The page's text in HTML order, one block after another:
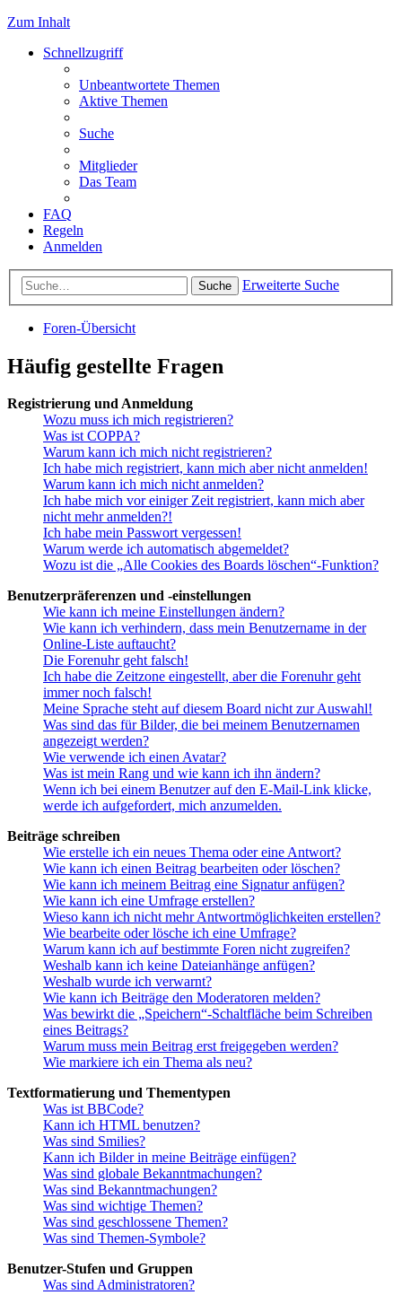
Zum Inhalt
Schnellzugriff
Unbeantwortete Themen
Aktive Themen
Suche
Mitglieder
Das Team
FAQ
Regeln
Anmelden
Suche Erweiterte Suche
Foren-Übersicht
Häufig gestellte Fragen
Registrierung und Anmeldung
Wozu muss ich mich registrieren?
Was ist COPPA?
Warum kann ich mich nicht registrieren?
Ich habe mich registriert, kann mich aber nicht anmelden!
Warum kann ich mich nicht anmelden?
Ich habe mich vor einiger Zeit registriert, kann mich aber
nicht mehr anmelden?!
Ich habe mein Passwort vergessen!
Warum werde ich automatisch abgemeldet?
Wozu ist die „Alle Cookies des Boards löschen“-Funktion?
Benutzerpräferenzen und -einstellungen
Wie kann ich meine Einstellungen ändern?
Wie kann ich verhindern, dass mein Benutzername in der
Online-Liste auftaucht?
Die Forenuhr geht falsch!
Ich habe die Zeitzone eingestellt, aber die Forenuhr geht
immer noch falsch!
Meine Sprache steht auf diesem Board nicht zur Auswahl!
Was sind das für Bilder, die bei meinem Benutzernamen
angezeigt werden?
Wie verwende ich einen Avatar?
Was ist mein Rang und wie kann ich ihn ändern?
Wenn ich bei einem Benutzer auf den E-Mail-Link klicke,
werde ich aufgefordert, mich anzumelden.
Beiträge schreiben
Wie erstelle ich ein neues Thema oder eine Antwort?
Wie kann ich einen Beitrag bearbeiten oder löschen?
Wie kann ich meinem Beitrag eine Signatur anfügen?
Wie kann ich eine Umfrage erstellen?
Wieso kann ich nicht mehr Antwortmöglichkeiten erstellen?
Wie bearbeite oder lösche ich eine Umfrage?
Warum kann ich auf bestimmte Foren nicht zugreifen?
Weshalb kann ich keine Dateianhänge anfügen?
Weshalb wurde ich verwarnt?
Wie kann ich Beiträge den Moderatoren melden?
Was bewirkt die „Speichern“-Schaltfläche beim Schreiben
eines Beitrags?
Warum muss mein Beitrag erst freigegeben werden?
Wie markiere ich ein Thema als neu?
Textformatierung und Thementypen
Was ist BBCode?
Kann ich HTML benutzen?
Was sind Smilies?
Kann ich Bilder in meine Beiträge einfügen?
Was sind globale Bekanntmachungen?
Was sind Bekanntmachungen?
Was sind wichtige Themen?
Was sind geschlossene Themen?
Was sind Themen-Symbole?
Benutzer-Stufen und Gruppen
Was sind Administratoren?